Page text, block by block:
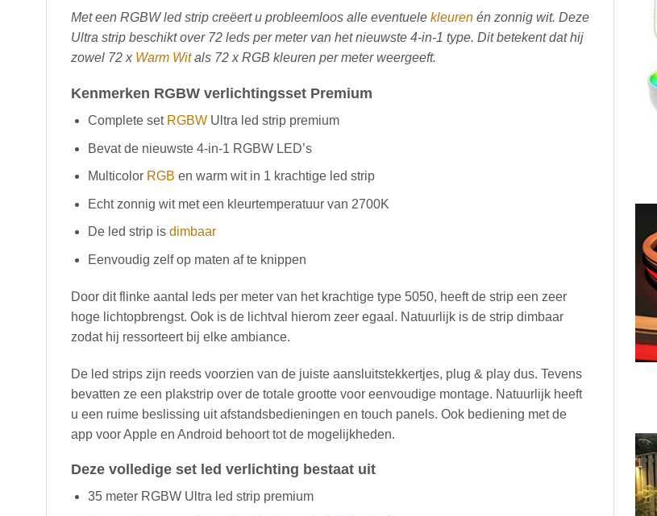
Met een RGBW led strip creëert u probleemloos alle eventuele kleuren én zonnig wit. Deze
Ultra strip beschikt over 72 leds per meter van het nieuwste 4-in-1 type. Dit betekent dat hij
zowel 72 x Warm Witals 72 x RGB kleuren per meter weergeeft.
Kenmerken RGBW verlichtingsset Premium
Complete set RGBWUltra led strip premium
Bevat de nieuwste 4-in-1 RGBW LED’s
Multicolor RGB en warm wit in 1 krachtige led strip
Echt zonnig wit met een kleurtemperatuur van 2700K
De led strip is dimbaar
Eenvoudig zelf op maten af te knippen
Door dit flinke aantal leds per meter van het krachtige type 5050, heeft de strip een zeer
hoge lichtopbrengst. Ook is de lichtval hierom zeer egaal. Natuurlijk is de strip dimbaar
zodat hij ressorteert bij elke ambiance.
De led strips zijn reeds voorzien van de juiste aansluitstekkertjes, plug & play dus. Tevens
bevatten ze een plakstrip over de totale grootte voor eenvoudige montage. Natuurlijk heeft
u een ruime beslissing uit afstandsbedieningen en touch panels. Ook bediening met de
app voor Apple en Android behoort tot de mogelijkheden.
Deze volledige set led verlichting bestaat uit
35 meter RGBW Ultra led strip premium